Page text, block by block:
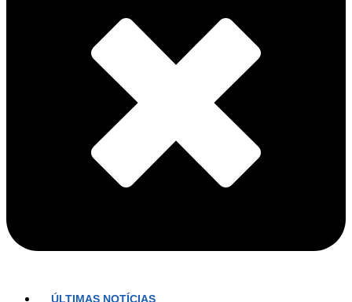
ÚLTIMAS NOTÍCIAS